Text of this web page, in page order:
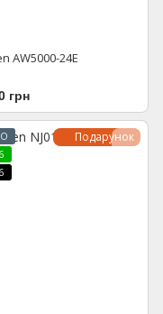
AW5000-24E
грн
Подарунок
6
6